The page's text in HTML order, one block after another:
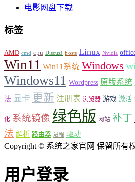
电影网盘下载
标签
AMD cmd cpu Discuz! hosts Linux Nvidia
Win11 Win11系统 Windows
Windows11 Wordpress 原版系统
法 显卡 更新 注册表 浏览器 游戏 激活
化 系统镜像 绿色版 网站 补丁
法 解析 路由器 进程 驱动
Copyright © 系统之家官网 保留所有
用户登录